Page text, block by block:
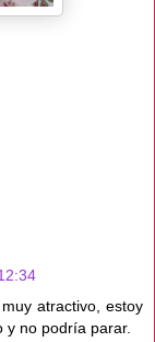
atractivo, estoy
y no podría parar.